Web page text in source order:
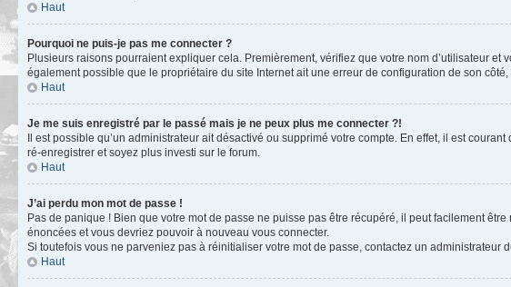
Haut
Pourquoi ne puis-je pas me connecter ?
Plusieurs raisons pourraient expliquer cela. Premièrement, vérifiez que votre nom d’utilisateur
également possible que le propriétaire du site Internet ait une erreur de configuration de son côté,
Haut
Je me suis enregistré par le passé mais je ne peux plus me connecter ?!
Il est possible qu’un administrateur ait désactivé ou supprimé votre compte. En effet, il est
ré-enregistrer et soyez plus investi sur le forum.
Haut
J’ai perdu mon mot de passe !
Pas de panique ! Bien que votre mot de passe ne puisse pas être récupéré, il peut facilement
énoncées et vous devriez pouvoir à nouveau vous connecter.
Si toutefois vous ne parveniez pas à réinitialiser votre mot de passe, contactez un administrateur
Haut